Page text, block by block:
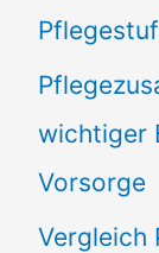
wichtiger
Vorsorge
Vergleich